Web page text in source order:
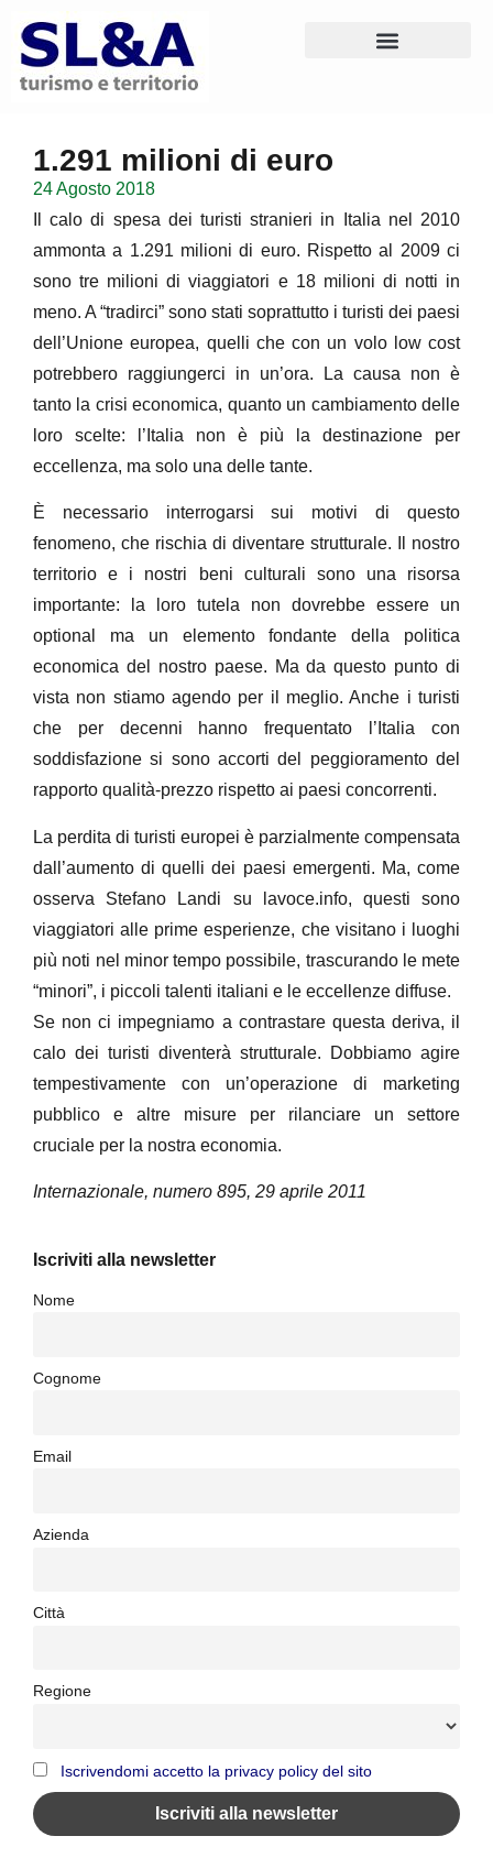
1.291 milioni di euro
24 Agosto 2018
Il calo di spesa dei turisti stranieri in Italia nel 2010
ammonta a 1.291 milioni di euro. Rispetto al 2009 ci
sono tre milioni di viaggiatori e 18 milioni di notti in
meno. A “tradirci” sono stati soprattutto i turisti dei paesi
dell’Unione europea, quelli che con un volo low cost
potrebbero raggiungerci in un’ora. La causa non è
tanto la crisi economica, quanto un cambiamento delle
loro scelte: l’Italia non è più la destinazione per
eccellenza, ma solo una delle tante.
È necessario interrogarsi sui motivi di questo
fenomeno, che rischia di diventare strutturale. Il nostro
territorio e i nostri beni culturali sono una risorsa
importante: la loro tutela non dovrebbe essere un
optional ma un elemento fondante della politica
economica del nostro paese. Ma da questo punto di
vista non stiamo agendo per il meglio. Anche i turisti
che per decenni hanno frequentato l’Italia con
soddisfazione si sono accorti del peggioramento del
rapporto qualità-prezzo rispetto ai paesi concorrenti.
La perdita di turisti europei è parzialmente compensata
dall’aumento di quelli dei paesi emergenti. Ma, come
osserva Stefano Landi su lavoce.info, questi sono
viaggiatori alle prime esperienze, che visitano i luoghi
più noti nel minor tempo possibile, trascurando le mete
“minori”, i piccoli talenti italiani e le eccellenze diffuse.
Se non ci impegniamo a contrastare questa deriva, il
calo dei turisti diventerà strutturale. Dobbiamo agire
tempestivamente con un’operazione di marketing
pubblico e altre misure per rilanciare un settore
cruciale per la nostra economia.
Internazionale, numero 895, 29 aprile 2011
Iscriviti alla newsletter
Nome
Cognome
Email
Azienda
Città
Regione
Iscrivendomi accetto la privacy policy del sito